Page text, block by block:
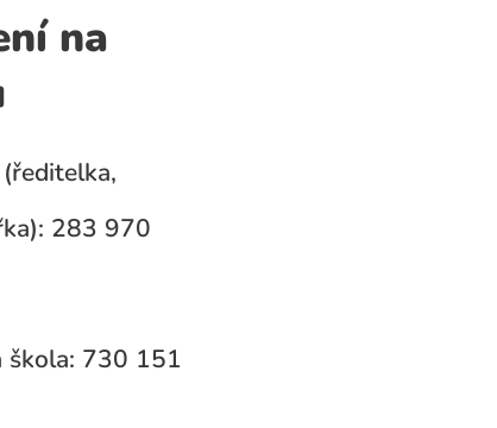
na
283 970
škola: 730 151